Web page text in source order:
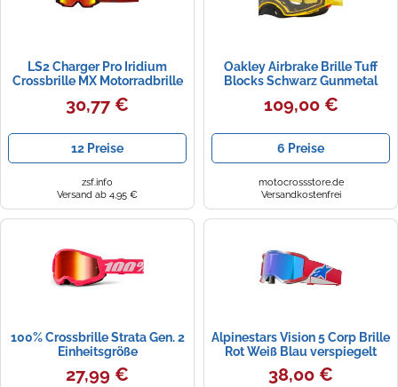
LS2 Charger Pro Iridium
Crossbrille MX Motorradbrille
Rot / Rot verspiegelt
30,77 €
12 Preise
zsf.info
Versand ab 4,95 €
Oakley Airbrake Brille Tuff
Blocks Schwarz Gunmetal
Prizm Torch Iridium
109,00 €
6 Preise
motocrossstore.de
Versandkostenfrei
100% Crossbrille Strata Gen. 2
Einheitsgröße
27,99 €
Alpinestars Vision 5 Corp Brille
Rot Weiß Blau verspiegelt
38,00 €